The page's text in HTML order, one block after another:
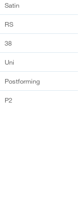
Satin
RS
38
Uni
Postforming
P2